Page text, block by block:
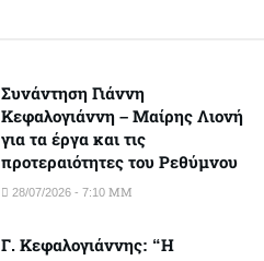
Συνάντηση Γιάννη
Κεφαλογιάννη – Μαίρης Λιονή
για τα έργα και τις
προτεραιότητες του Ρεθύμνου
28/07/2026 - 7:10 ΜΜ
Γ. Κεφαλογιάννης: “Η